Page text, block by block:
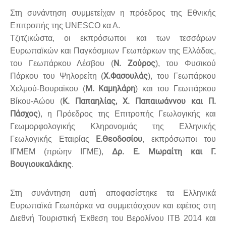
Στη συνάντηση συμμετείχαν η πρόεδρος της Εθνικής
Επιτροπής της UNESCO κα Α.
Τζιτζικώστα, οι εκπρόσωποι και των τεσσάρων
Ευρωπαϊκών και Παγκόσμιων Γεωπάρκων της Ελλάδας,
του Γεωπάρκου Λέσβου (Ν. Ζούρος), του Φυσικού
Πάρκου του Ψηλορείτη (Χ.Φασουλάς), του Γεωπάρκου
Χελμού-Βουραϊκου (M. Καμηλάρη) και του Γεωπάρκου
Βίκου-Αώου (Κ. Παπαηλίας, Χ. Παπαιωάννου και Π.
Πάσχος), η Πρόεδρος της Επιτροπής Γεωλογικής και
Γεωμορφολογικής Κληρονομιάς της Ελληνικής
Γεωλογικής Εταιρίας Ε.Θεοδοσίου, εκπρόσωποι του
ΙΓΜΕΜ (πρώην ΙΓΜΕ),Δρ. Ε. Μωραίτη και Γ.
Βουγιουκαλάκης.
Στη συνάντηση αυτή αποφασίστηκε τα Ελληνικά
Ευρωπαϊκά Γεωπάρκα να συμμετάσχουν και εφέτος στη
Διεθνή Τουριστική Έκθεση του Βερολίνου ITB 2014 και